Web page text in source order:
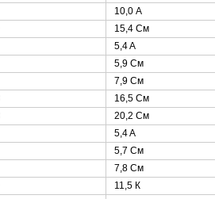
10,0 А
15,4 См
5,4 A
5,9 См
7,9 См
16,5 См
20,2 См
5,4 A
5,7 См
7,8 См
11,5 К